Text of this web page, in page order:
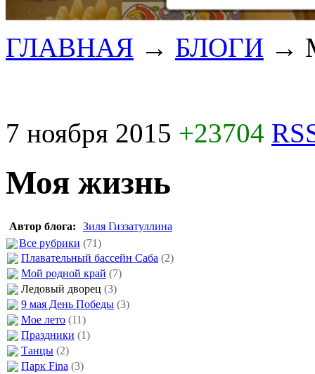
ГЛАВНАЯ → БЛОГИ →
7 ноября 2015 +23704
Моя жизнь
Автор блога:
Зиля Гиззатуллина
Все рубрики (71)
Плавательный бассейн Саба (2)
Мой родной край (7)
Ледовый дворец (3)
9 мая День Победы (3)
Мое лето (11)
Праздники (1)
Танцы (2)
Парк Fina (3)